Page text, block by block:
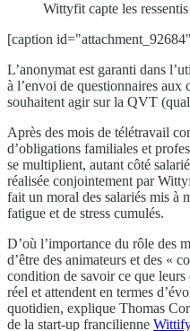
Wittyfit capte les
[caption
L’anonymat est garanti dans
à l’envoi de questionnaires aux
souhaitent agir sur la QVT
Après des mois de télétravail
d’obligations familiales et
se multiplient, autant côté
réalisée conjointement par
fait un moral des salariés mis
fatigue et de stress cumulés.
D’où l’importance du rôle des
d’être des animateurs et des «
condition de savoir ce que leurs
réel et attendent en termes
quotidien, explique Thomas
de la start-up francilienne